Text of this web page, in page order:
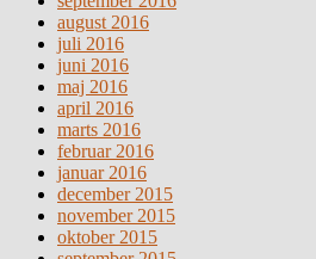
august 2016
juli 2016
juni 2016
maj 2016
april 2016
marts 2016
februar 2016
januar 2016
december 2015
november 2015
oktober 2015